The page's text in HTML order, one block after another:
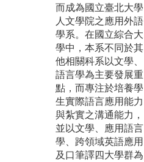
而成為國立臺北大學
人文學院之應用外語
學系。在國立綜合大
學中，本系不同於其
他相關科系以文學、
語言學為主要發展重
點，而專注於培養學
生實際語言應用能力
與紮實之溝通能力，
並以文學、應用語言
學、跨領域英語應用
及口筆譯四大學群為